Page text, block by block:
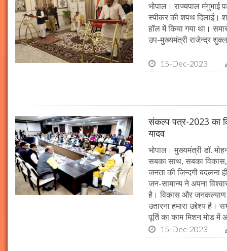
भोपाल। राज्यपाल मंगुभाई
स्पीकर की शपथ दिलाई।
हॉल में किया गया था।
उप-मुख्यमंत्री राजेन्द्र
15-Dec-2023
संकल्प पत्र-2023 का
यादव
भोपाल। मुख्यमंत्री डॉ.
सबका साथ, सबका
जनता की जिन्दगी बदलना
जन-सामान्य ने अपना
है। विकास और
उतारना हमारा उद्देश्य
पूर्ति का काम मिशन मोड
15-Dec-2023